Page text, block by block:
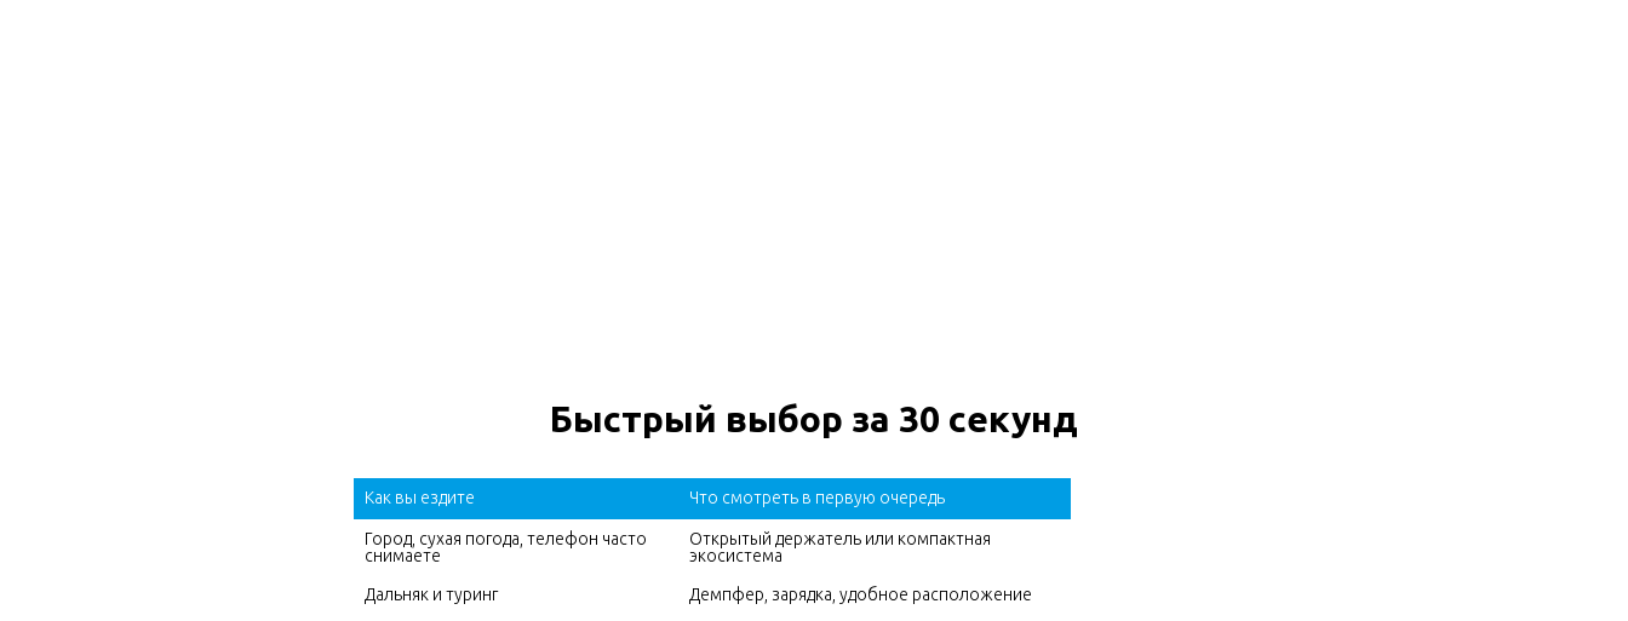
Быстрый выбор за 30 секунд
Как вы ездите Что смотреть в первую очередь
Город, сухая погода, телефон часто
снимаете
Открытый держатель или компактная
экосистема
Дальняк и туринг
Демпфер, зарядка, удобное расположение